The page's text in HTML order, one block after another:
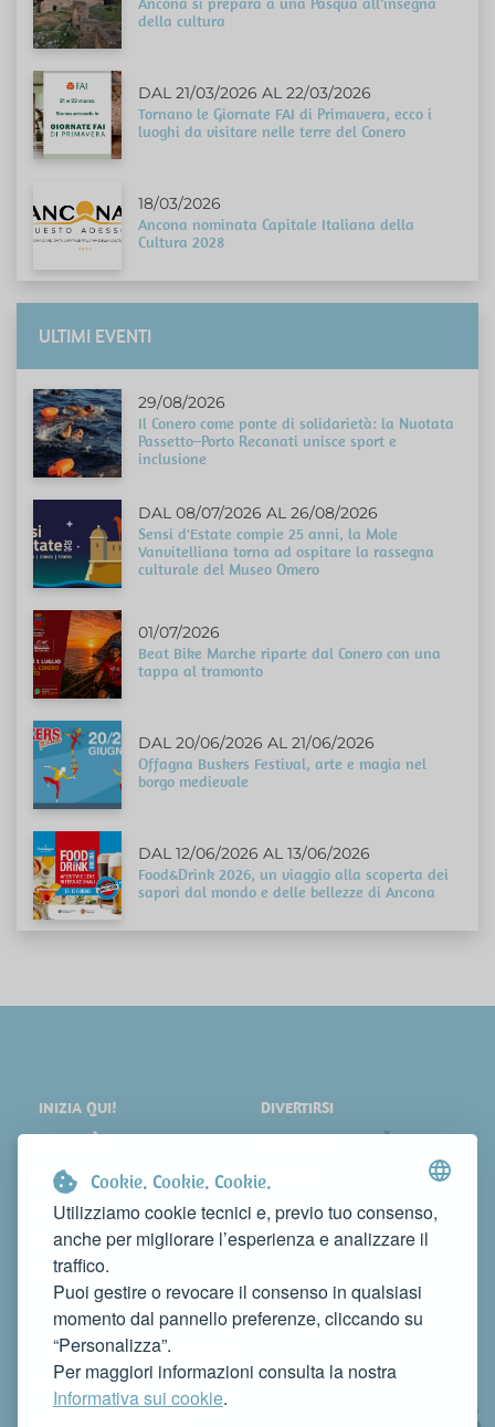
Cookie. Cookie. Cookie.
Utilizziamo cookie tecnici e, previo tuo consenso,
anche per migliorare l’esperienza e analizzare il
traffico.
Puoi gestire o revocare il consenso in qualsiasi
momento dal pannello preferenze, cliccando su
“Personalizza”.
Per maggiori informazioni consulta la nostra
Informativa sui cookie.
della cultura
DAL 21/03/2026 AL 22/03/2026
Tornano le Giornate FAI di Primavera, ecco i
luoghi da visitare nelle terre del Conero
18/03/2026
Ancona nominata Capitale Italiana della
Cultura 2028
ULTIMI EVENTI
29/08/2026
Il Conero come ponte di solidarietà: la Nuotata
Passetto–Porto Recanati unisce sport e
inclusione
DAL 08/07/2026 AL 26/08/2026
Sensi d'Estate compie 25 anni, la Mole
Vanvitelliana torna ad ospitare la rassegna
culturale del Museo Omero
01/07/2026
Beat Bike Marche riparte dal Conero con una
tappa al tramonto
DAL 20/06/2026 AL 21/06/2026
Offagna Buskers Festival, arte e magia nel
borgo medievale
DAL 12/06/2026 AL 13/06/2026
Food&Drink 2026, un viaggio alla scoperta dei
sapori dal mondo e delle bellezze di Ancona
INIZIA QUI!
COSA VEDERE
DORMIRE
MANGIARE
DIVERTIRSI
EVENTI
NEWS
WEB TV
CONTATTI
FAI CONOSCERE LA TUA ATTIVITÀ
CONTATTACI PER PUBBLICARLA SU QUESTO SITO
info@rivieradelconero.tv
Privacy Policy